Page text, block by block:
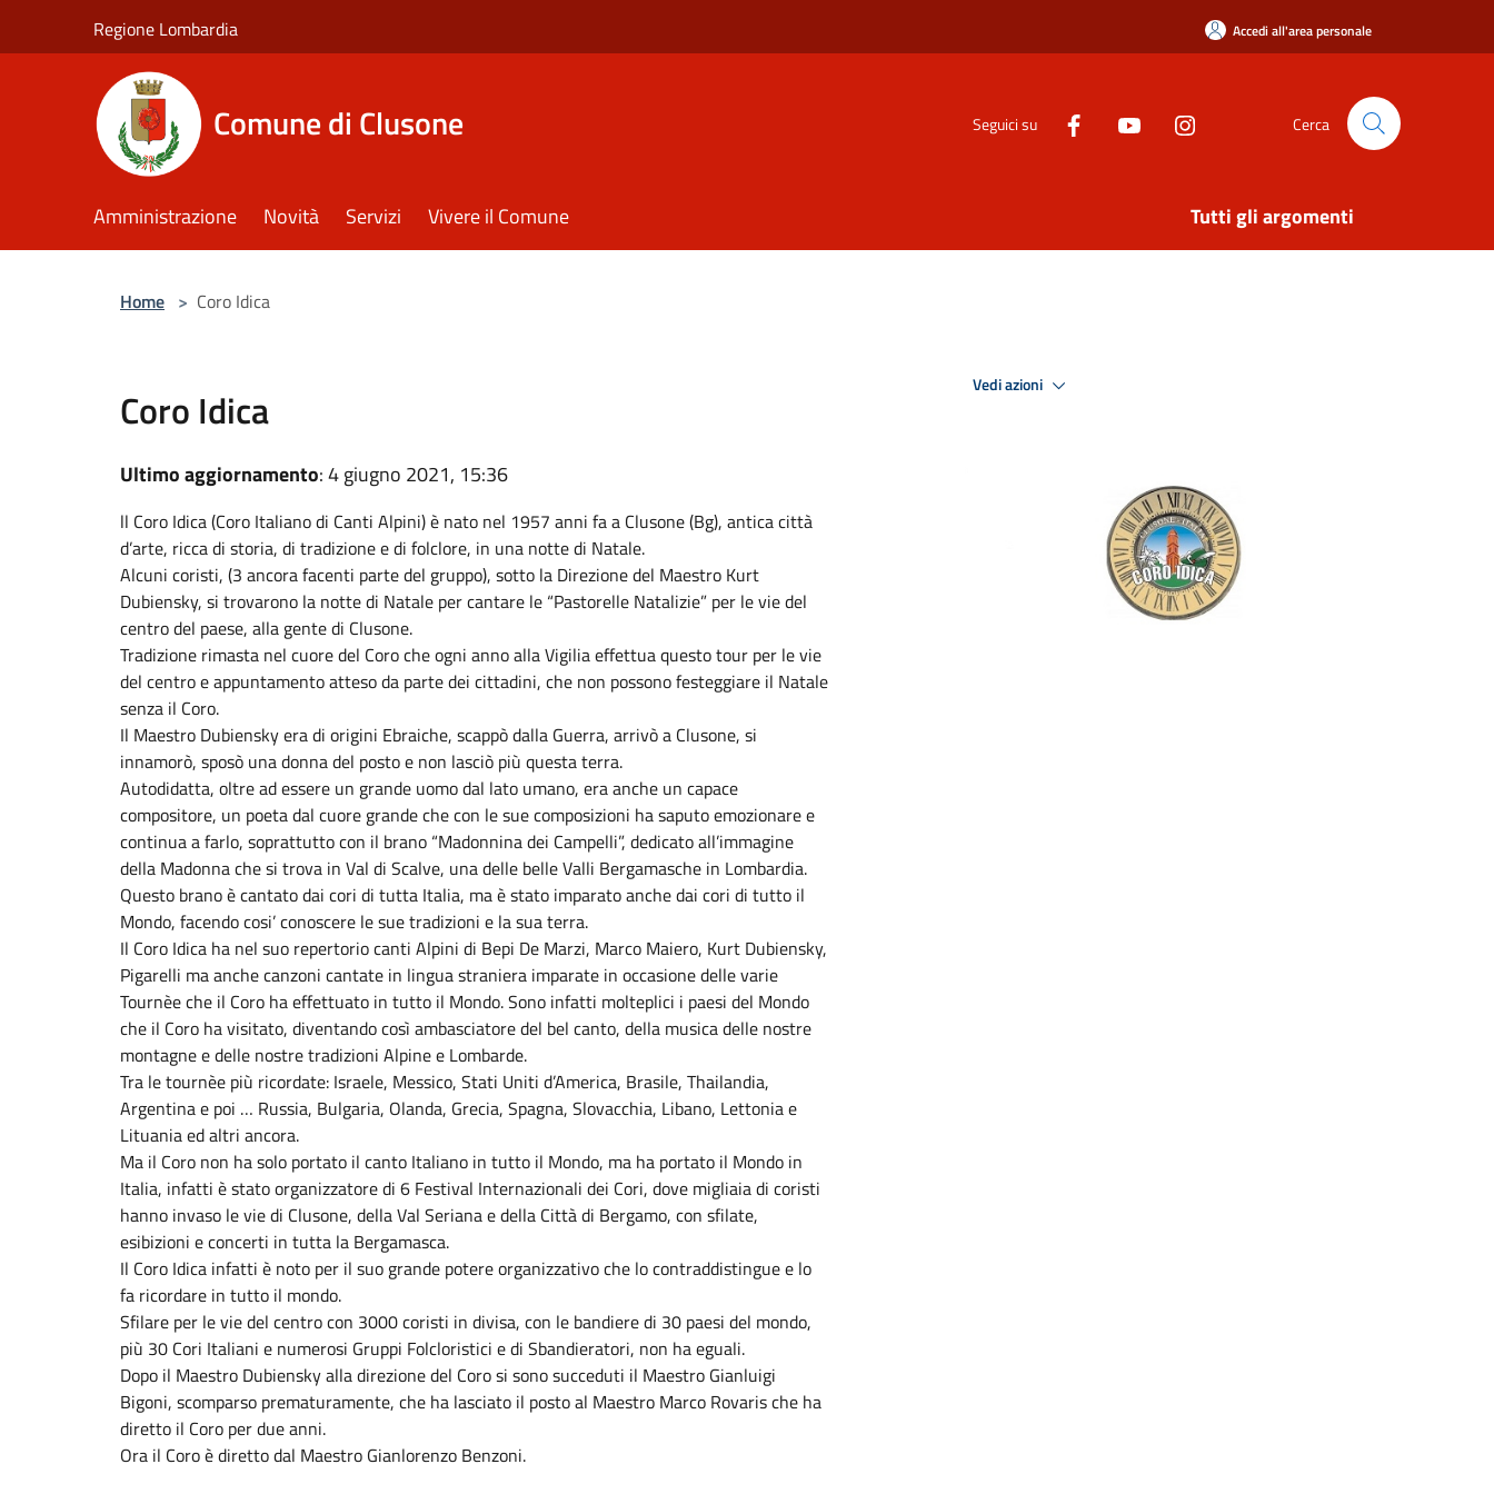
Regione Lombardia Accedi all'area personale
Comune di Clusone Seguici su Cerca
Amministrazione Novità Servizi Vivere il Comune Tutti gli argomenti
Home > Coro Idica
Coro Idica
Ultimo aggiornamento: 4 giugno 2021, 15:36
ll Coro Idica (Coro Italiano di Canti Alpini) è nato nel 1957 anni fa a Clusone (Bg), antica città
d’arte, ricca di storia, di tradizione e di folclore, in una notte di Natale.
Alcuni coristi, (3 ancora facenti parte del gruppo), sotto la Direzione del Maestro Kurt
Dubiensky, si trovarono la notte di Natale per cantare le “Pastorelle Natalizie” per le vie del
centro del paese, alla gente di Clusone.
Tradizione rimasta nel cuore del Coro che ogni anno alla Vigilia effettua questo tour per le vie
del centro e appuntamento atteso da parte dei cittadini, che non possono festeggiare il Natale
senza il Coro.
Il Maestro Dubiensky era di origini Ebraiche, scappò dalla Guerra, arrivò a Clusone, si
innamorò, sposò una donna del posto e non lasciò più questa terra.
Autodidatta, oltre ad essere un grande uomo dal lato umano, era anche un capace
compositore, un poeta dal cuore grande che con le sue composizioni ha saputo emozionare e
continua a farlo, soprattutto con il brano “Madonnina dei Campelli”, dedicato all’immagine
della Madonna che si trova in Val di Scalve, una delle belle Valli Bergamasche in Lombardia.
Questo brano è cantato dai cori di tutta Italia, ma è stato imparato anche dai cori di tutto il
Mondo, facendo cosi’ conoscere le sue tradizioni e la sua terra.
Il Coro Idica ha nel suo repertorio canti Alpini di Bepi De Marzi, Marco Maiero, Kurt Dubiensky,
Pigarelli ma anche canzoni cantate in lingua straniera imparate in occasione delle varie
Tournèe che il Coro ha effettuato in tutto il Mondo. Sono infatti molteplici i paesi del Mondo
che il Coro ha visitato, diventando così ambasciatore del bel canto, della musica delle nostre
montagne e delle nostre tradizioni Alpine e Lombarde.
Tra le tournèe più ricordate: Israele, Messico, Stati Uniti d’America, Brasile, Thailandia,
Argentina e poi … Russia, Bulgaria, Olanda, Grecia, Spagna, Slovacchia, Libano, Lettonia e
Lituania ed altri ancora.
Ma il Coro non ha solo portato il canto Italiano in tutto il Mondo, ma ha portato il Mondo in
Italia, infatti è stato organizzatore di 6 Festival Internazionali dei Cori, dove migliaia di coristi
hanno invaso le vie di Clusone, della Val Seriana e della Città di Bergamo, con sfilate,
esibizioni e concerti in tutta la Bergamasca.
Il Coro Idica infatti è noto per il suo grande potere organizzativo che lo contraddistingue e lo
fa ricordare in tutto il mondo.
Sfilare per le vie del centro con 3000 coristi in divisa, con le bandiere di 30 paesi del mondo,
più 30 Cori Italiani e numerosi Gruppi Folcloristici e di Sbandieratori, non ha eguali.
Dopo il Maestro Dubiensky alla direzione del Coro si sono succeduti il Maestro Gianluigi
Bigoni, scomparso prematuramente, che ha lasciato il posto al Maestro Marco Rovaris che ha
diretto il Coro per due anni.
Ora il Coro è diretto dal Maestro Gianlorenzo Benzoni.
Vedi azioni